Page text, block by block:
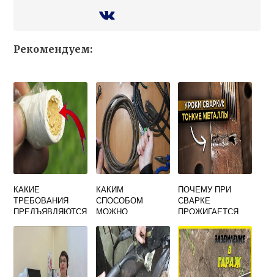
Рекомендуем:
КАКИЕ
ТРЕБОВАНИЯ
ПРЕДЪЯВЛЯЮТСЯ
СВАРИВАЕМЫХ
КРОМКАХ ТРУБ
КАКИМ
СПОСОБОМ
МОЖНО
СВАРОЧНЫЕ
ПРОВОДА
ПОЧЕМУ ПРИ
СВАРКЕ
ПРОЖИГАЕТСЯ